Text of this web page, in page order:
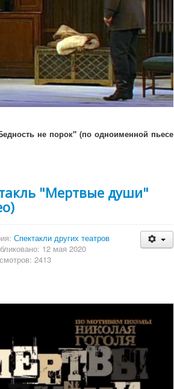
не порок" (по одноименной пьесе
"Мертвые души"
Спектакли других театров
12 мая 2020
2413